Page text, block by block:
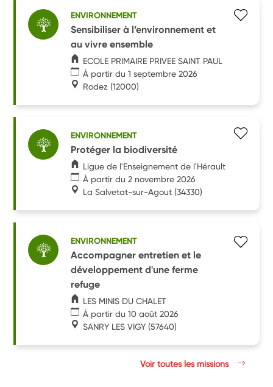
ENVIRONNEMENT
Sensibiliser à l’environnement et
au vivre ensemble
ECOLE PRIMAIRE PRIVEE SAINT PAUL
À partir du 1 septembre 2026
Rodez (12000)
ENVIRONNEMENT
Protéger la biodiversité
Ligue de l'Enseignement de l'Hérault
À partir du 2 novembre 2026
La Salvetat-sur-Agout (34330)
ENVIRONNEMENT
Accompagner entretien et le
développement d'une ferme
refuge
LES MINIS DU CHALET
À partir du 10 août 2026
SANRY LES VIGY (57640)
Voir toutes les missions